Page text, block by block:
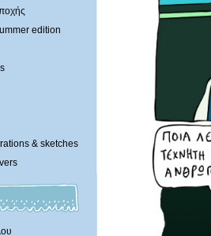
edition
& sketches